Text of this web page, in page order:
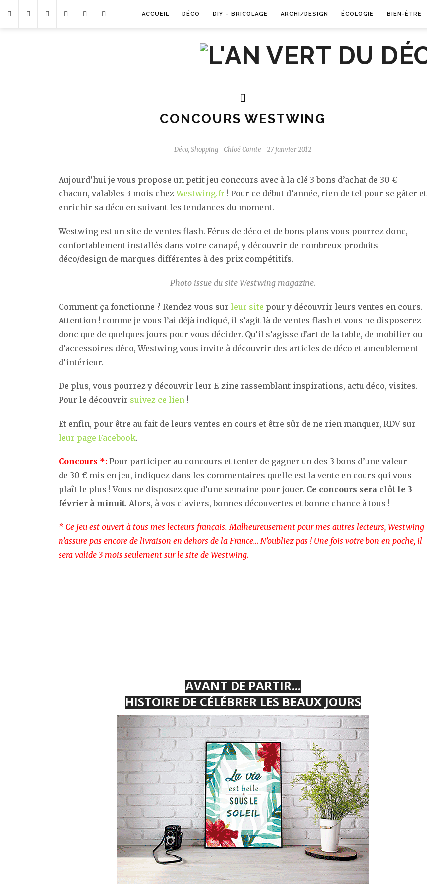
ACCUEIL DÉCO DIY – BRICOLAGE ARCHI/DESIGN ÉCOLOGIE BIEN-ÊTRE
CONCOURS WESTWING
Déco, Shopping - Chloé Comte - 27 janvier 2012
Aujourd’hui je vous propose un petit jeu concours avec à la clé 3 bons d’achat de 30 €
chacun, valables 3 mois chezWestwing.fr ! Pour ce début d’année, rien de tel pour se gâter et
enrichir sa déco en suivant les tendances du moment.
Westwing est un site de ventes flash. Férus de déco et de bons plans vous pourrez donc,
confortablement installés dans votre canapé, y découvrir de nombreux produits
déco/design de marques différentes à des prix compétitifs.
Photo issue du site Westwing magazine.
Comment ça fonctionne ? Rendez-vous sur leur site pour y découvrir leurs ventes en cours.
Attention ! comme je vous l’ai déjà indiqué, il s’agit là de ventes flash et vous ne disposerez
donc que de quelques jours pour vous décider. Qu’il s’agisse d’art de la table, de mobilier ou
d’accessoires déco, Westwing vous invite à découvrir des articles de déco et ameublement
d’intérieur.
De plus, vous pourrez y découvrir leur E-zine rassemblant inspirations, actu déco, visites.
Pour le découvrir suivez ce lien !
Et enfin, pour être au fait de leurs ventes en cours et être sûr de ne rien manquer, RDV sur
leur page Facebook.
Concours *: Pour participer au concours et tenter de gagner un des 3 bons d’une valeur
de 30 € mis en jeu, indiquez dans les commentaires quelle est la vente en cours qui vous
plaît le plus ! Vous ne disposez que d’une semaine pour jouer. Ce concours sera clôt le 3
février à minuit. Alors, à vos claviers, bonnes découvertes et bonne chance à tous !
* Ce jeu est ouvert à tous mes lecteurs français. Malheureusement pour mes autres lecteurs, Westwing
n’assure pas encore de livraison en dehors de la France… N’oubliez pas ! Une fois votre bon en poche, il
sera valide 3 mois seulement sur le site de Westwing.